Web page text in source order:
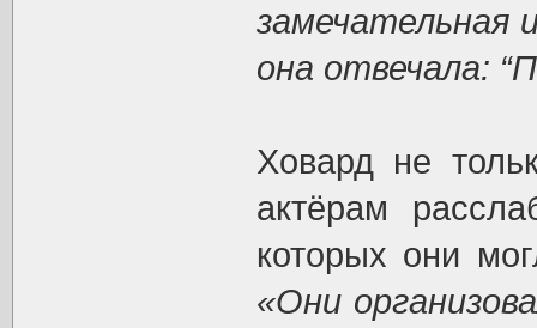
замечательная
она отвечала:
Ховард не
актёрам
которых они
«Они